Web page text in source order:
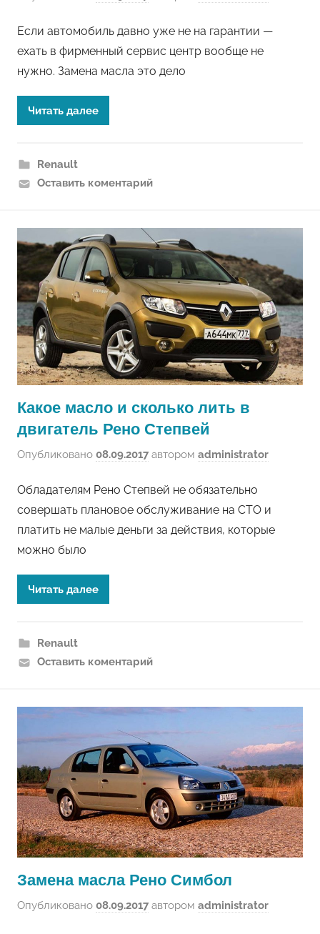
Если автомобиль давно уже не на гарантии —
ехать в фирменный сервис центр вообще не
нужно. Замена масла это дело
Читать далее
Renault
Оставить коментарий
Какое масло и сколько лить в
двигатель Рено Степвей
Опубликовано 08.09.2017автором administrator
Обладателям Рено Степвей не обязательно
совершать плановое обслуживание на СТО и
платить не малые деньги за действия, которые
можно было
Читать далее
Renault
Оставить коментарий
Замена масла Рено Симбол
Опубликовано 08.09.2017автором administrator